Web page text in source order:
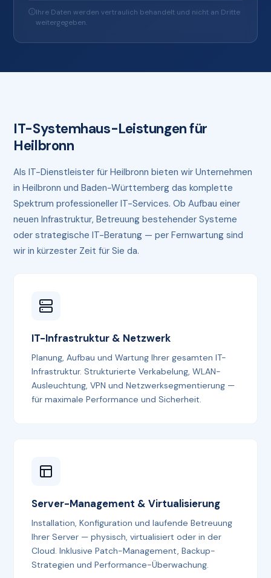
Ihre Daten werden vertraulich behandelt und nicht an Dritte
weitergegeben.
IT-Systemhaus-Leistungen für
Heilbronn
Als IT-Dienstleister für Heilbronn bieten wir Unternehmen
in Heilbronn und Baden-Württemberg das komplette
Spektrum professioneller IT-Services. Ob Aufbau einer
neuen Infrastruktur, Betreuung bestehender Systeme
oder strategische IT-Beratung — per Fernwartung sind
wir in kürzester Zeit für Sie da.
IT-Infrastruktur & Netzwerk
Planung, Aufbau und Wartung Ihrer gesamten IT-
Infrastruktur. Strukturierte Verkabelung, WLAN-
Ausleuchtung, VPN und Netzwerksegmentierung —
für maximale Performance und Sicherheit.
Server-Management & Virtualisierung
Installation, Konfiguration und laufende Betreuung
Ihrer Server — physisch, virtualisiert oder in der
Cloud. Inklusive Patch-Management, Backup-
Strategien und Performance-Überwachung.